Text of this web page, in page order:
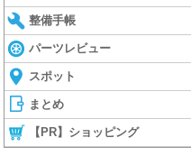
整備手帳
パーツレビュー
スポット
まとめ
【PR】ショッピング